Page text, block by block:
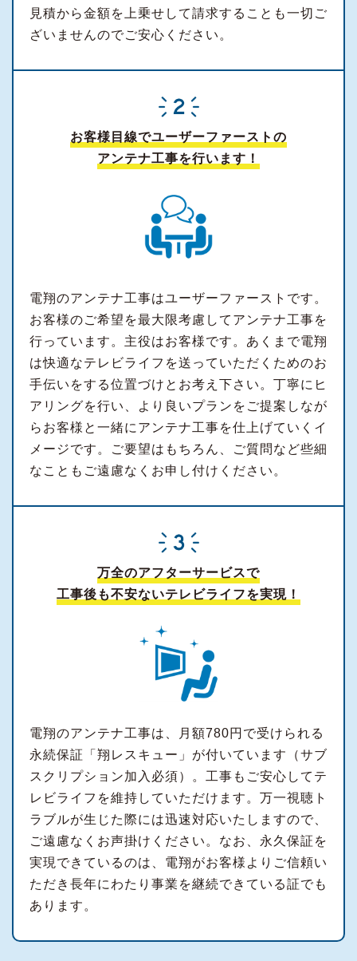
見積から金額を上乗せして請求することも一切ご
ざいませんのでご安心ください。
お客様目線でユーザーファーストの
アンテナ工事を行います！
電翔のアンテナ工事はユーザーファーストです。
お客様のご希望を最大限考慮してアンテナ工事を
行っています。主役はお客様です。あくまで電翔
は快適なテレビライフを送っていただくためのお
手伝いをする位置づけとお考え下さい。丁寧にヒ
アリングを行い、より良いプランをご提案しなが
らお客様と一緒にアンテナ工事を仕上げていくイ
メージです。ご要望はもちろん、ご質問など些細
なこともご遠慮なくお申し付けください。
万全のアフターサービスで
工事後も不安ないテレビライフを実現！
電翔のアンテナ工事は、月額780円で受けられる
永続保証「翔レスキュー」が付いています（サブ
スクリプション加入必須）。工事もご安心してテ
レビライフを維持していただけます。万一視聴ト
ラブルが生じた際には迅速対応いたしますので、
ご遠慮なくお声掛けください。なお、永久保証を
実現できているのは、電翔がお客様よりご信頼い
ただき長年にわたり事業を継続できている証でも
あります。